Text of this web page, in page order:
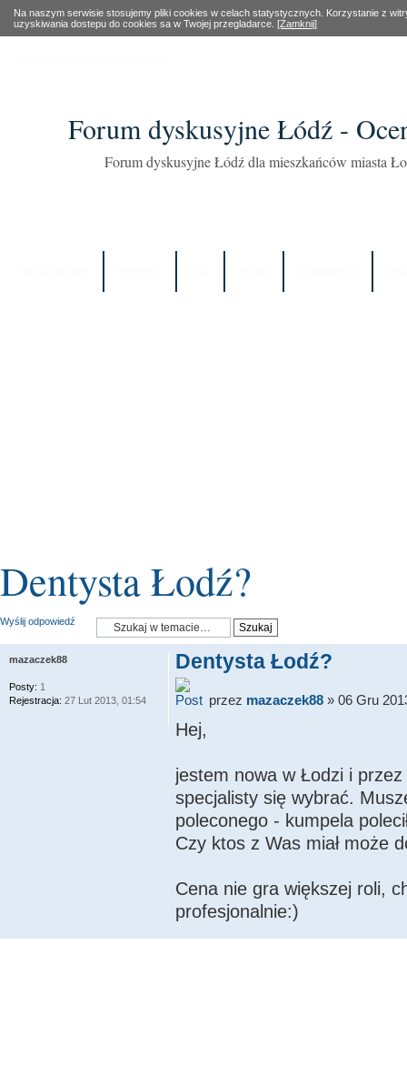
Na naszym serwisie stosujemy pliki cookies w celach statystycznych. Korzystanie z
uzyskiwania dostepu do cookies sa w Twojej przegladarce. [Zamknij]
Forum dyskusyjne Łódź -
Forum dyskusyjne Łódź dla mieszkańców miasta
Dentysta Łodź?
Wyślij odpowiedź
Dentysta Łodź?
przez mazaczek88» 06 Gru
Hej,
jestem nowa w Łodzi i
specjalisty się wybrać.
poleconego - kumpela
Czy ktos z Was miał może
Cena nie gra większej roli,
profesjonalnie:)
mazaczek88
Posty: 1
Rejestracja: 27 Lut 2013, 01:54